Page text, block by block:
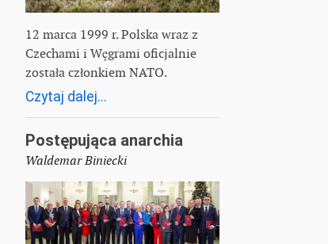
12 marca 1999 r. Polska wraz z
Czechami i Węgrami oficjalnie
została członkiem NATO.
Czytaj dalej...
Postępująca anarchia
Waldemar Biniecki